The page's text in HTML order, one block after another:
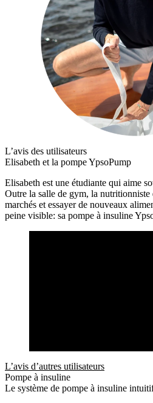
L’avis des utilisateurs
Elisabeth et la pompe YpsoPump
Elisabeth est une étudiante qui aime
Outre la salle de gym, la nutritionniste
marchés et essayer de nouveaux
peine visible: sa pompe à insuline
L’avis d’autres utilisateurs
Pompe à insuline
Le système de pompe à insuline